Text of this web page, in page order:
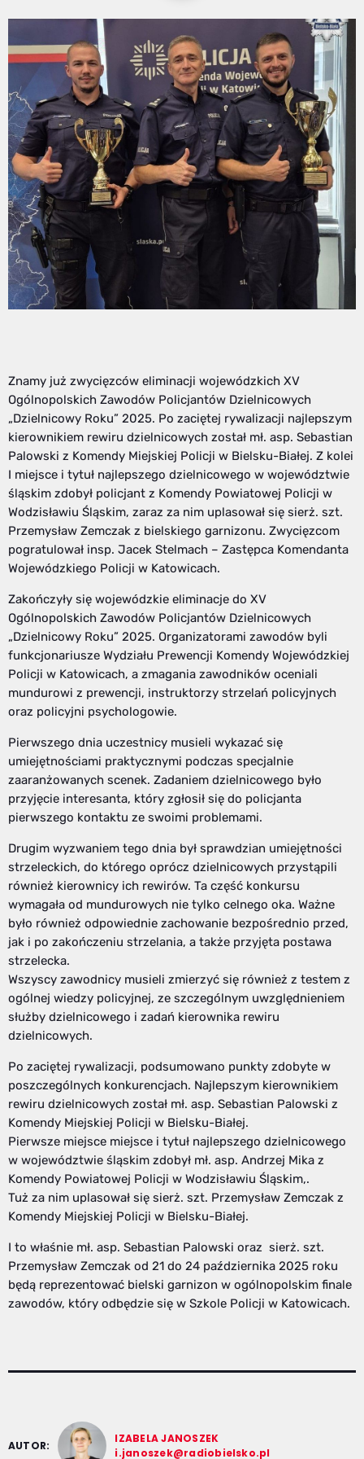
Znamy już zwycięzców eliminacji wojewódzkich XV
Ogólnopolskich Zawodów Policjantów Dzielnicowych
„Dzielnicowy Roku” 2025. Po zaciętej rywalizacji najlepszym
kierownikiem rewiru dzielnicowych został mł. asp. Sebastian
Palowski z Komendy Miejskiej Policji w Bielsku-Białej. Z kolei
I miejsce i tytuł najlepszego dzielnicowego w województwie
śląskim zdobył policjant z Komendy Powiatowej Policji w
Wodzisławiu Śląskim, zaraz za nim uplasował się sierż. szt.
Przemysław Zemczak z bielskiego garnizonu. Zwycięzcom
pogratulował insp. Jacek Stelmach – Zastępca Komendanta
Wojewódzkiego Policji w Katowicach.
Zakończyły się wojewódzkie eliminacje do XV
Ogólnopolskich Zawodów Policjantów Dzielnicowych
„Dzielnicowy Roku” 2025. Organizatorami zawodów byli
funkcjonariusze Wydziału Prewencji Komendy Wojewódzkiej
Policji w Katowicach, a zmagania zawodników oceniali
mundurowi z prewencji, instruktorzy strzelań policyjnych
oraz policyjni psychologowie.
Pierwszego dnia uczestnicy musieli wykazać się
umiejętnościami praktycznymi podczas specjalnie
zaaranżowanych scenek. Zadaniem dzielnicowego było
przyjęcie interesanta, który zgłosił się do policjanta
pierwszego kontaktu ze swoimi problemami.
Drugim wyzwaniem tego dnia był sprawdzian umiejętności
strzeleckich, do którego oprócz dzielnicowych przystąpili
również kierownicy ich rewirów. Ta część konkursu
wymagała od mundurowych nie tylko celnego oka. Ważne
było również odpowiednie zachowanie bezpośrednio przed,
jak i po zakończeniu strzelania, a także przyjęta postawa
strzelecka.
Wszyscy zawodnicy musieli zmierzyć się również z testem z
ogólnej wiedzy policyjnej, ze szczególnym uwzględnieniem
służby dzielnicowego i zadań kierownika rewiru
dzielnicowych.
Po zaciętej rywalizacji, podsumowano punkty zdobyte w
poszczególnych konkurencjach. Najlepszym kierownikiem
rewiru dzielnicowych został mł. asp. Sebastian Palowski z
Komendy Miejskiej Policji w Bielsku-Białej.
Pierwsze miejsce miejsce i tytuł najlepszego dzielnicowego
w województwie śląskim zdobył mł. asp. Andrzej Mika z
Komendy Powiatowej Policji w Wodzisławiu Śląskim,.
Tuż za nim uplasował się sierż. szt. Przemysław Zemczak z
Komendy Miejskiej Policji w Bielsku-Białej.
I to właśnie mł. asp. Sebastian Palowski oraz sierż. szt.
Przemysław Zemczak od 21 do 24 października 2025 roku
będą reprezentować bielski garnizon w ogólnopolskim finale
zawodów, który odbędzie się w Szkole Policji w Katowicach.
AUTOR:
IZABELA JANOSZEK
i.janoszek@radiobielsko.pl